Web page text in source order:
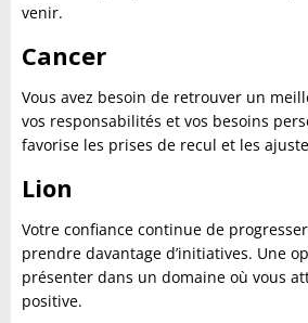
venir.
Cancer
Vous avez besoin de retrouver un
vos responsabilités et vos besoins
favorise les prises de recul et les
Lion
Votre confiance continue de
prendre davantage d’initiatives. Une
présenter dans un domaine où vous
positive.